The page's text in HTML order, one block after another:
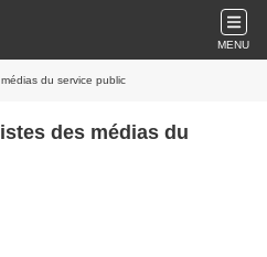
MENU
du service public
des médias du